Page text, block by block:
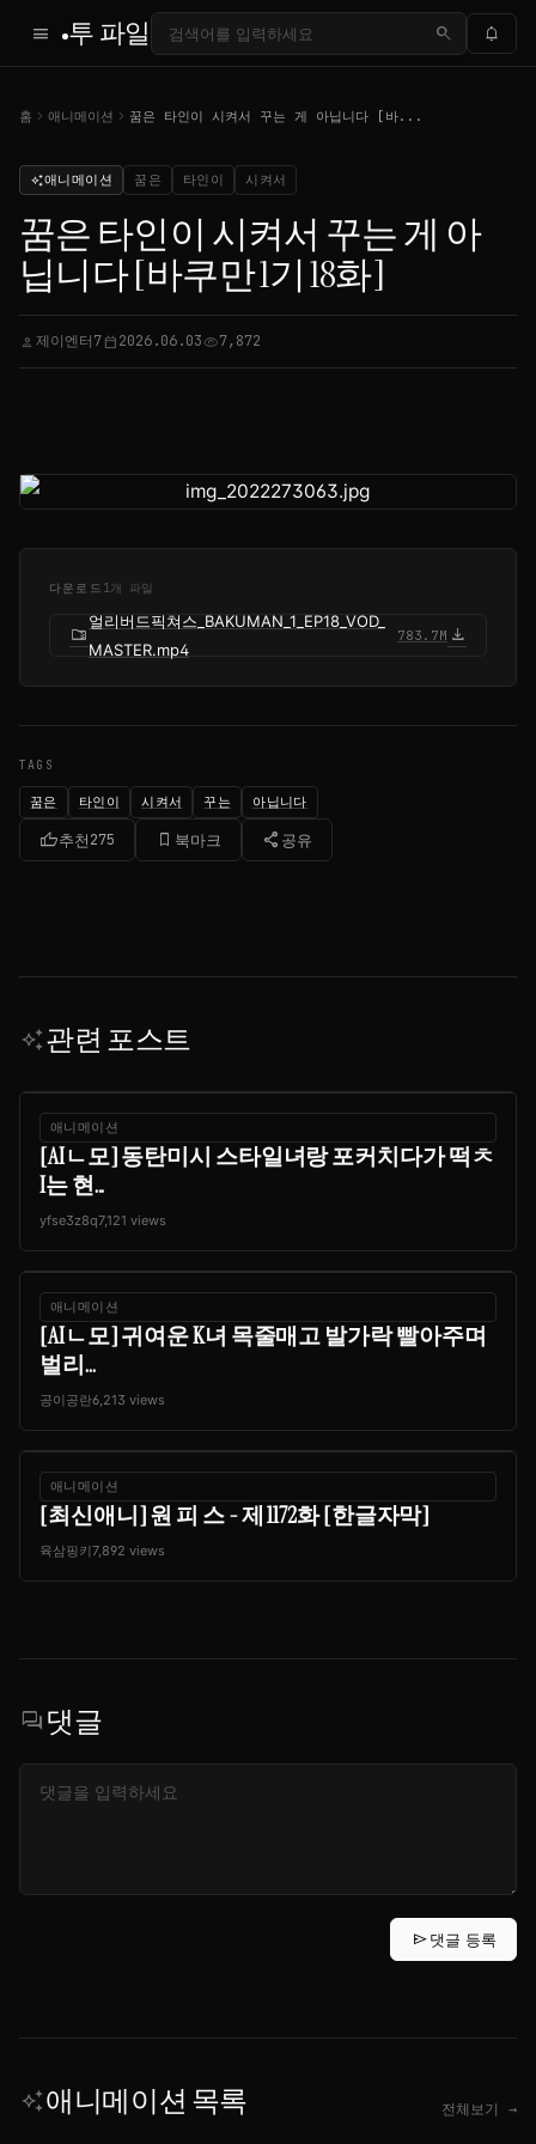
menu 투 파일 search notifications
홈 chevron_right 애니메이션 chevron_right 꿈은 타인이 시켜서 꾸는 게 아닙니다 [바...
auto_awesome애니메이션 꿈은 타인이 시켜서
꿈은 타인이 시켜서 꾸는 게 아
닙니다 [바쿠만 1기 18화]
person 제이엔터7calendar_today2026.06.03visibility7,872
다운로드 1개 파일
folder_zip
얼리버드픽쳐스_BAKUMAN_1_EP18_VOD_
MASTER.mp4
783.7M download
TAGS
꿈은 타인이 시켜서 꾸는 아닙니다
thumb_up추천275 bookmark_border 북마크 share 공유
auto_awesome관련 포스트
애니메이션
[AIㄴ모] 동탄미시 스타일녀랑 포커치다가 떡ㅊ
I는 현...
yfse3z8q7,121 views
애니메이션
[AIㄴ모] 귀여운 K녀 목줄매고 발가락 빨아주며
벌리...
공이공란6,213 views
애니메이션
[최신애니] 원 피 스 - 제 1172화 [한글자막]
육삼핑키7,892 views
forum댓글
send댓글 등록
auto_awesome애니메이션 목록 전체보기 →